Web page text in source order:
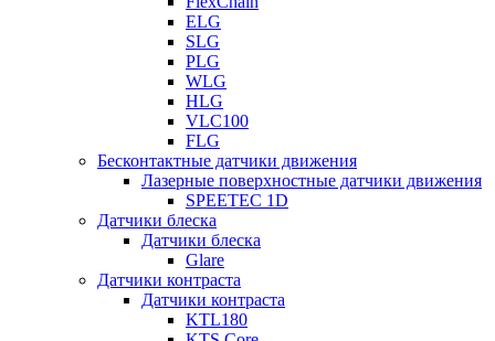
ELG
SLG
PLG
WLG
HLG
VLC100
FLG
Бесконтактные датчики движения
Лазерные поверхностные датчики движения
SPEETEC 1D
Датчики блеска
Датчики блеска
Glare
Датчики контраста
Датчики контраста
KTL180